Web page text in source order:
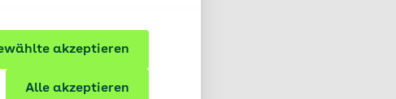
akzeptieren
Alle akzeptieren